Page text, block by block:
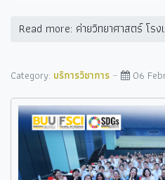
Read more: ค่ายวิทยาศาสตร์ โร
Category: บริการวิชาการ 06